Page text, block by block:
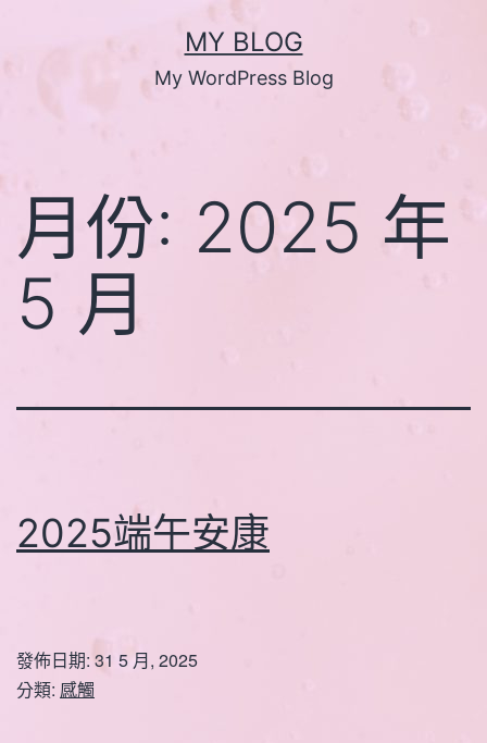
MY BLOG
My WordPress Blog
月份: 2025 年
5 月
2025端午安康
發佈日期: 31 5 月, 2025
分類: 感觸